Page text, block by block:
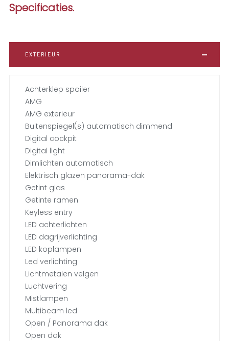
Specificaties.
EXTERIEUR
Achterklep spoiler
AMG
AMG exterieur
Buitenspiegel(s) automatisch dimmend
Digital cockpit
Digital light
Dimlichten automatisch
Elektrisch glazen panorama-dak
Getint glas
Getinte ramen
Keyless entry
LED achterlichten
LED dagrijverlichting
LED koplampen
Led verlichting
Lichtmetalen velgen
Luchtvering
Mistlampen
Multibeam led
Open / Panorama dak
Open dak